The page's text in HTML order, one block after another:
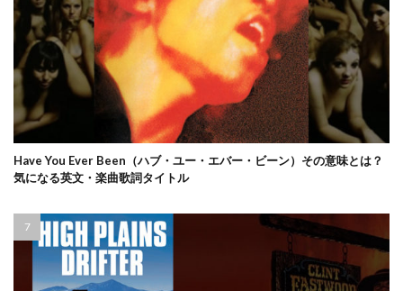
Have You Ever Been（ハブ・ユー・エバー・ビーン）その意味とは？
気になる英文・楽曲歌詞タイトル